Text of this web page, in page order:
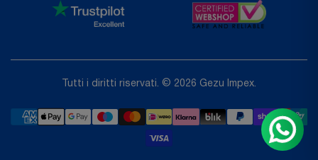
Termini di servizio
Tutti i diritti riservati. © 2026 Gezu Impex.